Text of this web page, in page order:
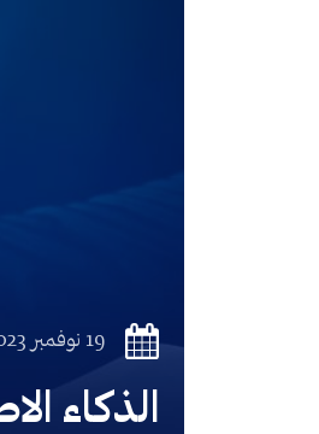
19 نوفمبر 2023
الذكاء